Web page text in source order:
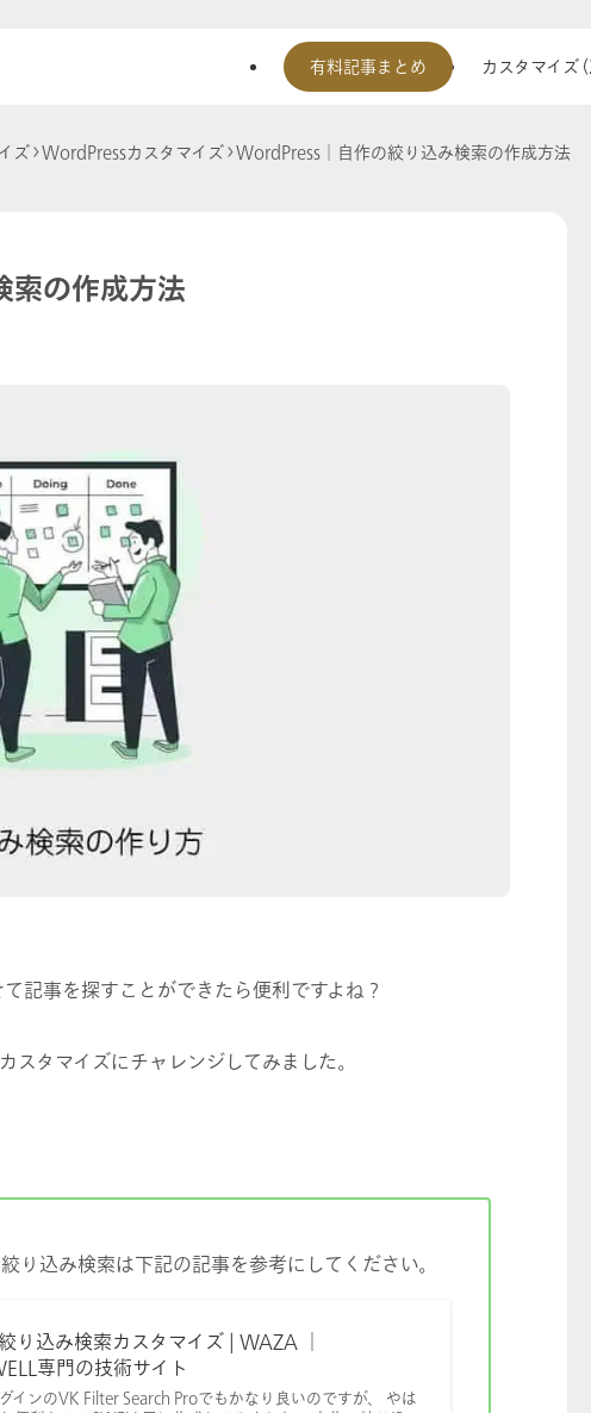
有料記事まとめ カスタマイズ
ズ WordPressカスタマイズ WordPress│自作の絞り込み検索の作成方法
の作成方法
記事を探すことができたら便利ですよね？
スタマイズにチャレンジしてみました｡
り込み検索は下記の記事を参考にしてください。
り込み検索カスタマイズ | WAZA │
専門の技術サイト
インのVK Filter Search Proでもかなり良いのですが、 やは